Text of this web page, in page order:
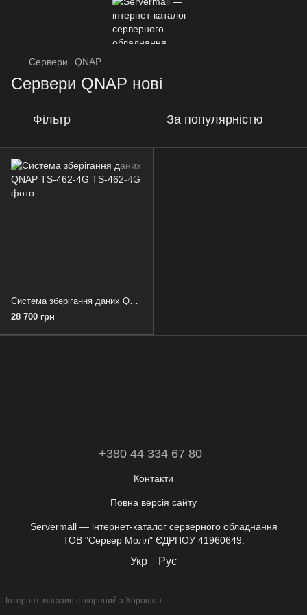
Сервери QNAP
Сервери QNAP нові
Фільтр За популярністю
Система зберігання даних QNAP TS-462-4G
28 700 грн
+380 44 334 67 80
Контакти
Повна версія сайту
Servermall — інтернет-каталог серверного обладнання
ТОВ "Сервер Молл" ЄДРПОУ 41960649.
Укр Рус
Інтернет-магазин створений з Хорошоп